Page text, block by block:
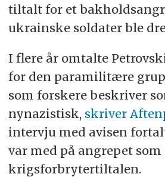
tiltalt for et
ukrainske soldater ble
I flere år omtalte
for den paramilitære
som forskere beskriver
nynazistisk, skriver
intervju med avisen
var med på angrepet
krigsforbrytertiltalen.